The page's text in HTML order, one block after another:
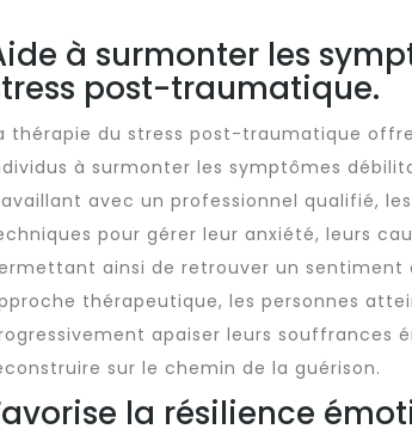
à surmonter les
post-traumatique.
thérapie du stress post-traumatique
à surmonter les symptômes
avec un professionnel qualifié,
pour gérer leur anxiété, leurs
ainsi de retrouver un sentiment
thérapeutique, les personnes
apaiser leurs souffrances
sur le chemin de la guérison.
la résilience